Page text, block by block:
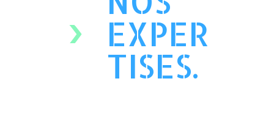
EXPER
TISES.